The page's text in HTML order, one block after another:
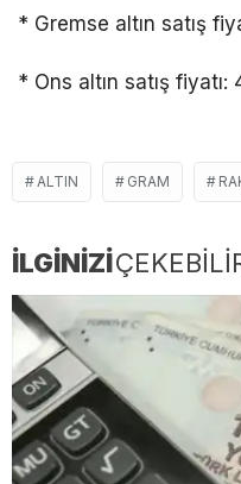
* Gremse altın satış
* Ons altın satış fiyatı:
ALTIN GRAM
İLGİNİZİ